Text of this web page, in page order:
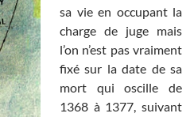
sa vie en occupant la
charge de juge mais
l’on n’est pas vraiment
fixé sur la date de sa
mort qui oscille de
1368 à 1377, suivant